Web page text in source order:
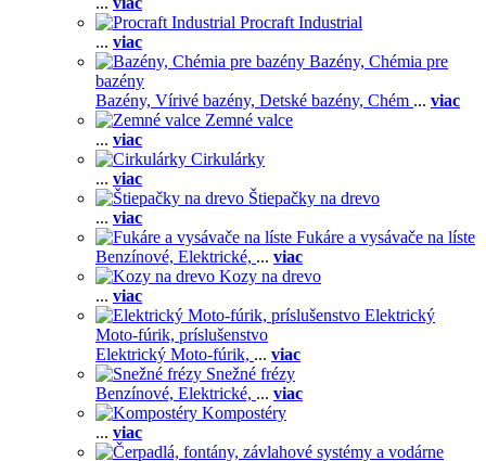
Procraft Industrial
... viac
Bazény, Chémia pre
bazény
Bazény, Vírivé bazény, Detské bazény, Chém ... viac
Zemné valce
... viac
Cirkulárky
... viac
Štiepačky na drevo
... viac
Fukáre a vysávače na líste
Benzínové, Elektrické, ... viac
Kozy na drevo
... viac
Elektrický
Moto-fúrik, príslušenstvo
Elektrický Moto-fúrik, ... viac
Snežné frézy
Benzínové, Elektrické, ... viac
Kompostéry
... viac